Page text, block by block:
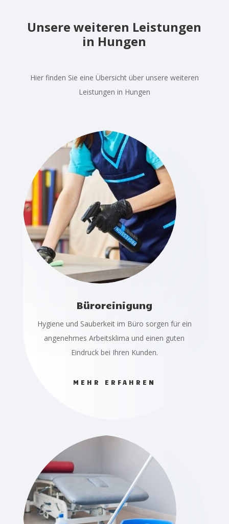
Unsere weiteren Leistungen
in Hungen
Hier finden Sie eine Übersicht über unsere weiteren
Leistungen in Hungen
Büroreinigung
Hygiene und Sauberkeit im Büro sorgen für ein
angenehmes Arbeitsklima und einen guten
Eindruck bei Ihren Kunden.
MEHR ERFAHREN